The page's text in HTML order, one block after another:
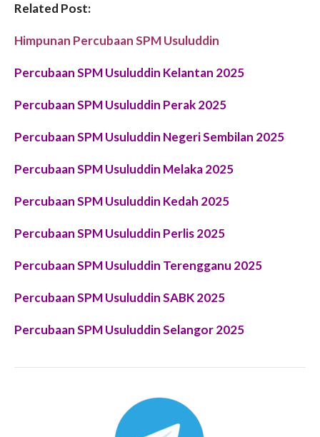
Related Post:
Himpunan Percubaan SPM Usuluddin
Percubaan SPM Usuluddin Kelantan 2025
Percubaan SPM Usuluddin Perak 2025
Percubaan SPM Usuluddin Negeri Sembilan 2025
Percubaan SPM Usuluddin Melaka 2025
Percubaan SPM Usuluddin Kedah 2025
Percubaan SPM Usuluddin Perlis 2025
Percubaan SPM Usuluddin Terengganu 2025
Percubaan SPM Usuluddin SABK 2025
Percubaan SPM Usuluddin Selangor 2025